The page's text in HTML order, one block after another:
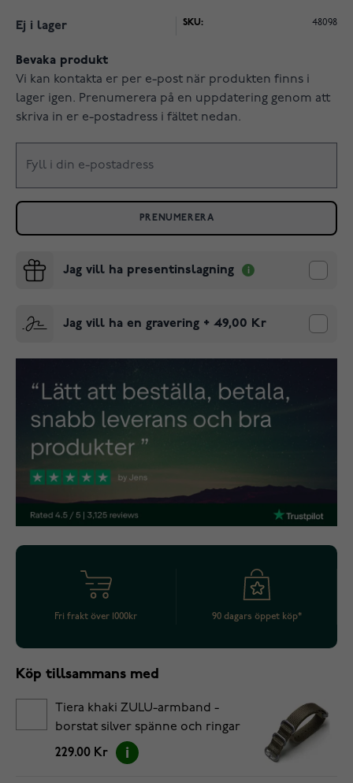
Ej i lager SKU: 48098
Bevaka produkt
Vi kan kontakta er per e-post när produkten finns i
lager igen. Prenumerera på en uppdatering genom att
skriva in er e-postadress i fältet nedan.
PRENUMERERA
Jag vill ha presentinslagning
Jag vill ha en gravering + 49,00 Kr
Fri frakt över 1000kr 90 dagars öppet köp*
Köp tillsammans med
Tiera khaki ZULU-armband -
borstat silver spänne och ringar
24 mm
229.00 Kr